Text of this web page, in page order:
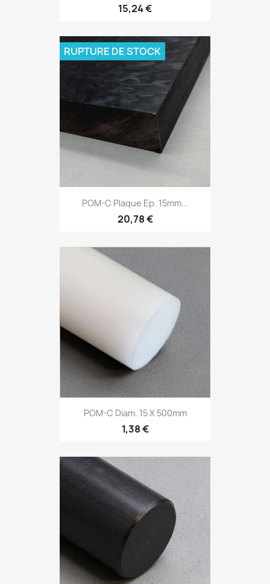
15,24 €
POM-C Plaque Ep. 15mm...
20,78 €
RUPTURE DE STOCK
POM-C Diam. 15 X 500mm
1,38 €